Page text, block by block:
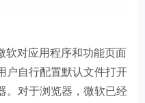
软对应用程序和功能页面
户自行配置默认文件打开
。对于浏览器，微软已经